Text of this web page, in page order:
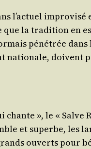
l’ac­tuel
la tra­di­tion en
péné­trée
doivent
», le « Salve
et superbe, les
ouverts pour